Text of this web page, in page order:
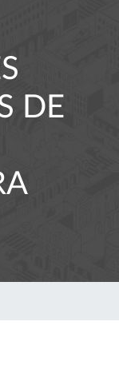
DE